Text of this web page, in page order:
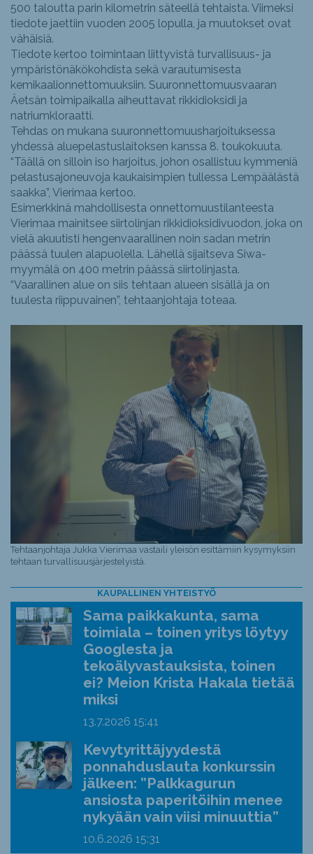
500 taloutta parin kilometrin säteellä tehtaista. Viimeksi
tiedote jaettiin vuoden 2005 lopulla, ja muutokset ovat
vähäisiä.
Tiedote kertoo toimintaan liittyvistä turvallisuus- ja
ympäristönäkökohdista sekä varautumisesta
kemikaalionnettomuuksiin. Suuronnettomuusvaaran
Äetsän toimipaikalla aiheuttavat rikkidioksidi ja
natriumkloraatti.
Tehdas on mukana suuronnettomuusharjoituksessa
yhdessä aluepelastuslaitoksen kanssa 8. toukokuuta.
“Täällä on silloin iso harjoitus, johon osallistuu kymmeniä
pelastusajoneuvoja kaukaisimpien tullessa Lempäälästä
saakka”, Vierimaa kertoo.
Esimerkkinä mahdollisesta onnettomuustilanteesta
Vierimaa mainitsee siirtolinjan rikkidioksidivuodon, joka on
vielä akuutisti hengenvaarallinen noin sadan metrin
päässä tuulen alapuolella. Lähellä sijaitseva Siwa-
myymälä on 400 metrin päässä siirtolinjasta.
“Vaarallinen alue on siis tehtaan alueen sisällä ja on
tuulesta riippuvainen”, tehtaanjohtaja toteaa.
Tehtaanjohtaja Jukka Vierimaa vastaili yleisön esittämiin kysymyksiin
tehtaan turvallisuusjärjestelyistä.
KAUPALLINEN YHTEISTYÖ
Sama paikkakunta, sama
toimiala – toinen yritys löytyy
Googlesta ja
tekoälyvastauksista, toinen
ei? Meion Krista Hakala tietää
miksi
13.7.2026 15:41
Kevytyrittäjyydestä
ponnahduslauta konkurssin
jälkeen: ”Palkkagurun
ansiosta paperitöihin menee
nykyään vain viisi minuuttia”
10.6.2026 15:31